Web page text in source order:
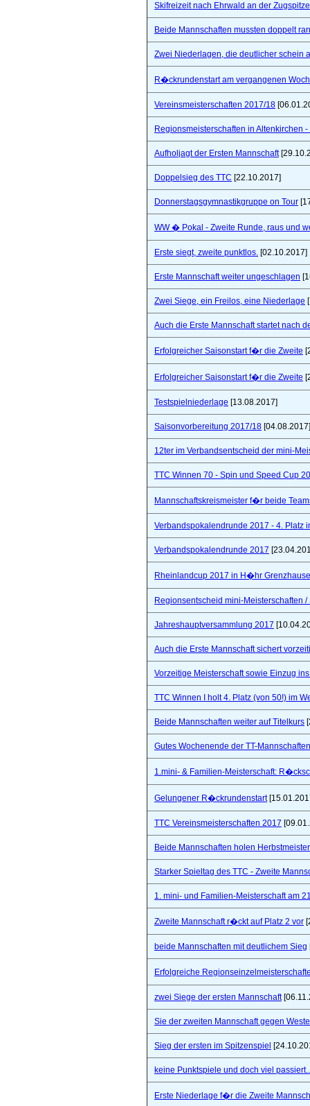
Skifreizeit nach Ehrwald an der Zugspitze
Beide Mannschaften mussten doppelt
Zwei Niederlagen, die deutlicher schein
R�ckrundenstart am vergangenen
Vereinsmeisterschaften 2017/18
Regionsmeisterschaften in Altenkirchen
Aufholjagt der Ersten Mannschaft
Doppelsieg des TTC [22.10.2017]
Donnerstagsgymnastikgruppe on Tour
WW � Pokal - Zweite Runde, raus und
Erste siegt, zweite punktlos. [02.10.2017]
Erste Mannschaft weiter ungeschlagen
Zwei Siege, ein Freilos, eine Niederlage
Auch die Erste Mannschaft startet nach
Erfolgreicher Saisonstart f�r die Zweite
Erfolgreicher Saisonstart f�r die Zweite
Testspielniederlage [13.08.2017]
Saisonvorbereitung 2017/18 [04.08.2017]
12ter im Verbandsentscheid der mini-
TTC Winnen 70 - Spin und Speed Cup
Mannschaftskreismeister f�r beide
Verbandspokalendrunde 2017 - 4. Platz
Verbandspokalendrunde 2017
Rheinlandcup 2017 in H�hr
Regionsentscheid mini-Meisterschaften
Jahreshauptversammlung 2017
Auch die Erste Mannschaft sichert
Vorzeitige Meisterschaft sowie Einzug
TTC Winnen I holt 4. Platz (von 50!) im
Beide Mannschaften weiter auf Titelkurs
Gutes Wochenende der TT-
1.mini- & Familien-Meisterschaft:
Gelungener R�ckrundenstart
TTC Vereinsmeisterschaften 2017
Beide Mannschaften holen
Starker Spieltag des TTC - Zweite
1. mini- und Familien-Meisterschaft am
Zweite Mannschaft r�ckt auf Platz 2 vor
beide Mannschaften mit deutlichem Sieg
Erfolgreiche
zwei Siege der ersten Mannschaft
Sie der zweiten Mannschaft gegen
Sieg der ersten im Spitzenspiel
keine Punktspiele und doch viel
Erste Niederlage f�r die Zweite